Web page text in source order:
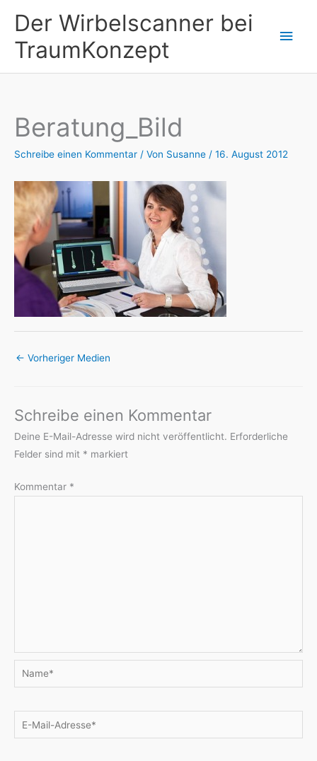
springen
Der Wirbelscanner bei
TraumKonzept
Beratung_Bild
Schreibe einen Kommentar / Von Susanne / 16. August 2012
← Vorheriger Medien
Schreibe einen Kommentar
Deine E-Mail-Adresse wird nicht veröffentlicht. Erforderliche
Felder sind mit * markiert
Kommentar *
Name*
E-
Mail-